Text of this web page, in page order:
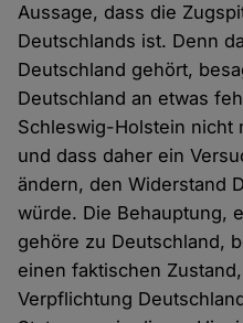
Aussage, dass die
Deutschlands ist. Denn
Deutschland gehört,
Deutschland an etwas
Schleswig-Holstein nicht
und dass daher ein
ändern, den Widerstand
würde. Die Behauptung,
gehöre zu Deutschland,
einen faktischen
Verpflichtung